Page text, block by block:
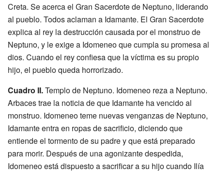
Creta. Se acerca el Gran Sacerdote de Neptuno, liderando
al pueblo. Todos aclaman a Idamante. El Gran Sacerdote
explica al rey la destrucción causada por el monstruo de
Neptuno, y le exige a Idomeneo que cumpla su promesa al
dios. Cuando el rey confiesa que la víctima es su propio
hijo, el pueblo queda horrorizado.
Cuadro II.Templo de Neptuno. Idomeneo reza a Neptuno.
Arbaces trae la noticia de que Idamante ha vencido al
monstruo. Idomeneo teme nuevas venganzas de Neptuno,
Idamante entra en ropas de sacrificio, diciendo que
entiende el tormento de su padre y que está preparado
para morir. Después de una agonizante despedida,
Idomeneo está dispuesto a sacrificar a su hijo cuando Ilía